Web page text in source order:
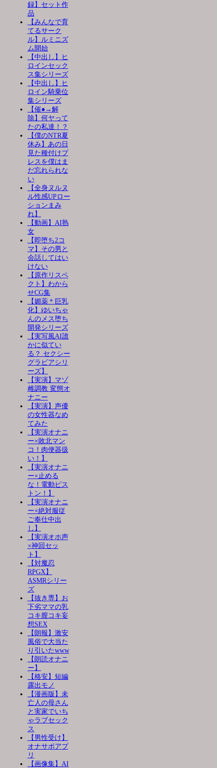
録】セット作
品
【みんなで育
てるサーク
ル】ルミニズ
ム開始
【中出し】ヒ
ロインセック
ス集シリーズ
【中出し】ヒ
ロイン騎乗位
集シリーズ
【催●→解
除】何ヤって
たの私達！？
【僕のNTR夏
休み】あの日
見た種付けプ
レスを僕はま
だ忘れられな
い
【全身ヌルヌ
ル性感UPロー
ションまみ
れ】
【動画】AI熟
女
【即堕ち2コ
マ】その男と
会話してはい
けない
【原作リスペ
クト】わから
せCG集
【媚薬＊巨乳
化】ゆいちゃ
んのメス堕ち
開発シリーズ
【実写風AI誰
かに似てい
る？ セクシー
グラビアシリ
ーズ】
【実演】マゾ
雌調教 変態オ
ナニー
【実演】声優
の女性器なめ
てみた
【実演オナニ
ー×敗北マン
コ！肉便器扱
い！】
【実演オナニ
ー×止める
な！電動ピス
トン！】
【実演オナニ
ー×絶対服従
ご奉仕中出
し】
【実演オホ声
×神回セッ
ト】
【対魔忍
RPGX】
ASMRシリー
ズ
【抜き専】お
下劣ママの乳
コキ膣コキ妄
想SEX
【朗報】激安
風俗で大当た
り引いたwww
【朗読オナニ
ー】
【格安】短編
露出モノ
【漫画版】未
亡人の母さん
と実家でいち
ゃラブセック
ス
【男性受け】
オナサポアプ
リ
【画像集】AI